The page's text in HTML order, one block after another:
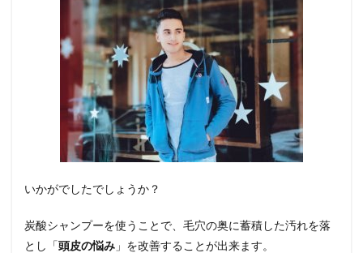
いかがでしたでしょうか？
炭酸シャンプーを使うことで、毛穴の奥に蓄積した汚れを落
とし「頭皮の悩み 」を改善することが出来ます。